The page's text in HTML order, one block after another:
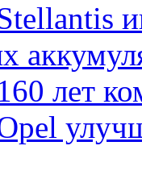
лет